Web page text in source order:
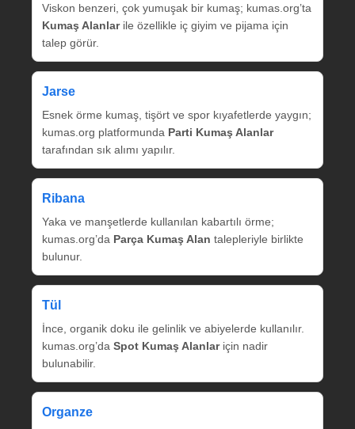
Viskon benzeri, çok yumuşak bir kumaş; kumas.org’ta
Kumaş Alanlarile özellikle iç giyim ve pijama için
talep görür.
Jarse
Esnek örme kumaş, tişört ve spor kıyafetlerde yaygın;
kumas.org platformunda Parti Kumaş Alanlar
tarafından sık alımı yapılır.
Ribana
Yaka ve manşetlerde kullanılan kabartılı örme;
kumas.org’da Parça Kumaş Alan talepleriyle birlikte
bulunur.
Tül
İnce, organik doku ile gelinlik ve abiyelerde kullanılır.
kumas.org’da Spot Kumaş Alanlariçin nadir
bulunabilir.
Organze